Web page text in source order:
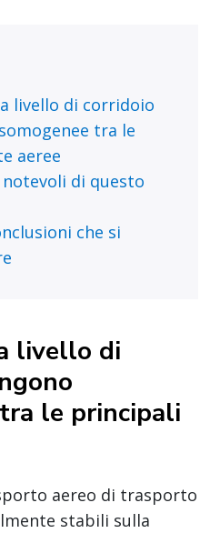
livello di corridoio
tra le
aeree
di questo
che si
livello di
le principali
aereo di trasporto
stabili sulla